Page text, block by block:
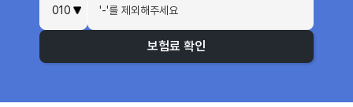
보험료 확인